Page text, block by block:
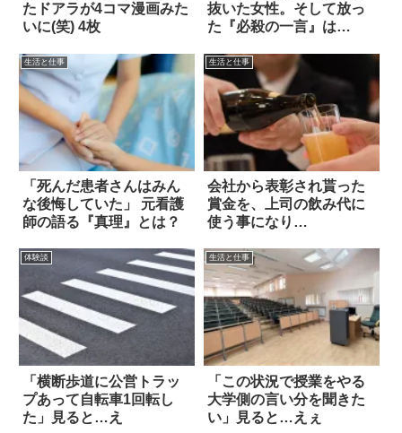
たドアラが4コマ漫画みた
いに(笑) 4枚
抜いた女性。そして放っ
た『必殺の一言』は…
生活と仕事
「死んだ患者さんはみん
な後悔していた」 元看護
師の語る『真理』とは？
生活と仕事
会社から表彰され貰った
賞金を、上司の飲み代に
使う事になり…
体験談
「横断歩道に公営トラッ
プあって自転車1回転し
た」見ると…え
生活と仕事
「この状況で授業をやる
大学側の言い分を聞きた
い」見ると…えぇ